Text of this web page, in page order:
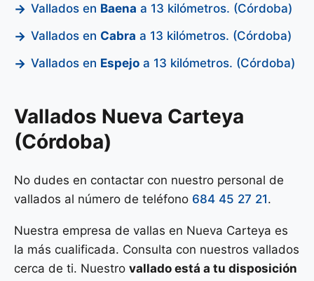
Vallados en Baena a 13 kilómetros. (Córdoba)
Vallados en Cabra a 13 kilómetros. (Córdoba)
Vallados en Espejo a 13 kilómetros. (Córdoba)
Vallados Nueva Carteya
(Córdoba)
No dudes en contactar con nuestro personal de
vallados al número de teléfono 684 45 27 21.
Nuestra empresa de vallas en Nueva Carteya es
la más cualificada. Consulta con nuestros vallados
cerca de ti. Nuestro vallado está a tu disposición